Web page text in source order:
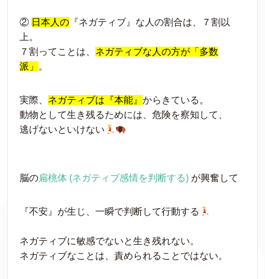
② 日本人の 『ネガティブ』な人の割合は、７割以
上。
７割ってことは、 ネガティブな人の方が「多数
派」
。
実際、 ネガティブは『本能』 からきている。
動物として生き残るためには、危険を察知して、
逃げないといけない
脳の扁桃体 (ネガティブ感情を判断する) が興奮して
『不安』が生じ、一瞬で判断して行動する
ネガティブに敏感でないと生き残れない。
ネガティブなことは、責められることではない。